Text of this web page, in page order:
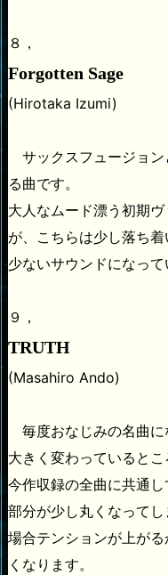
８，
Forgotten Sage
(Hirotaka Izumi)
サックスフュージョン
る曲です。
大人なムード漂う初期
が、こちらは少し落ち
少ないサウンドになって
９，
TRUTH
(Masahiro Ando)
毎度おなじみの名曲に
大きく変わっているとこ
今作収録の全曲に共通
部分が少し丸くなって
場合テンションが上が
くなります。